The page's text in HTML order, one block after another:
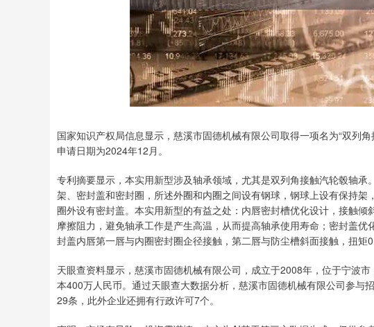
国家知识产权局信息显示，慈溪市固德机械有限公司取得一项名为“双列
申请日期为2024年12月。
专利摘要显示，本实用新型涉及轴承领域，尤其是双列角接触汽轮毂轴
架、密封盖和密封圈，所述外圈和内圈之间设有钢球，钢球上设有保持
圈外设有密封盖。本实用新型的有益之处：内唇密封槽优化设计，接触
摩擦阻力，避免轴承工作是产生高温，从而提高轴承使用寿命；密封盖
封盖内唇第一唇与内圈密封圈企径接触，第二唇与防尘槽斜面接触，扭矩
天眼查资料显示，慈溪市固德机械有限公司，成立于2008年，位于宁波
本400万人民币。通过天眼查大数据分析，慈溪市固德机械有限公司参与
29条，此外企业还拥有行政许可7个。